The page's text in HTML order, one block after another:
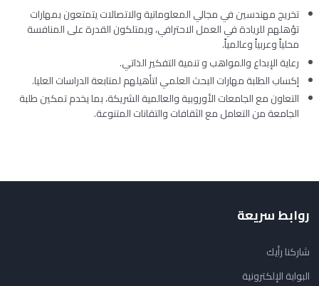
تخريج مهندسين في مجالي المعلوماتية والاتصالات يتمتعون بمهارات
تؤهلهم للريادة في العمل الاحترافي، ويمتلكون القدرة على المنافسة
محلياً وعربياً وعالمياً.
رعاية الإبداع والمواهب و تنمية التفكير الذاتي.
إكساب الطلبة مهارات البحث العلمي لتأهيلهم لمتابعة الدراسات العليا.
التعاون مع الجامعات الأوروبية والعالمية الشريكة، بما يخدم تمكين طلبة
الجامعة من التعامل مع الثقافات والتقانات المتنوعة.
روابط سريعة
شاركنا رأيك
البوابة الإلكترونية